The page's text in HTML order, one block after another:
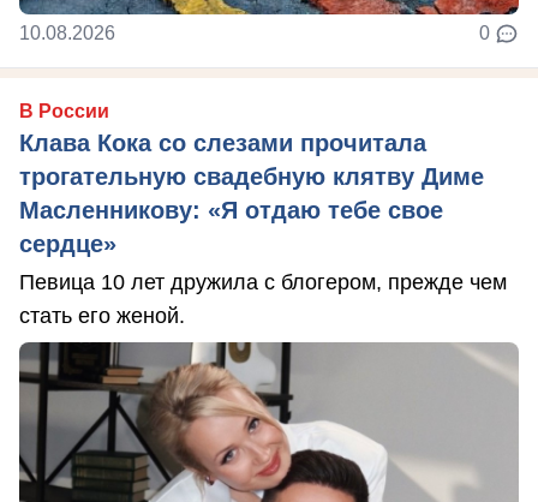
10.08.2026 0
В России
Клава Кока со слезами прочитала
трогательную свадебную клятву Диме
Масленникову: «Я отдаю тебе свое
сердце»
Певица 10 лет дружила с блогером, прежде чем
стать его женой.